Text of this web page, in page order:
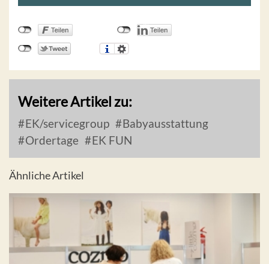
Weitere Artikel zu:
EK/servicegroup
Babyausstattung
Ordertage
EK FUN
Ähnliche Artikel